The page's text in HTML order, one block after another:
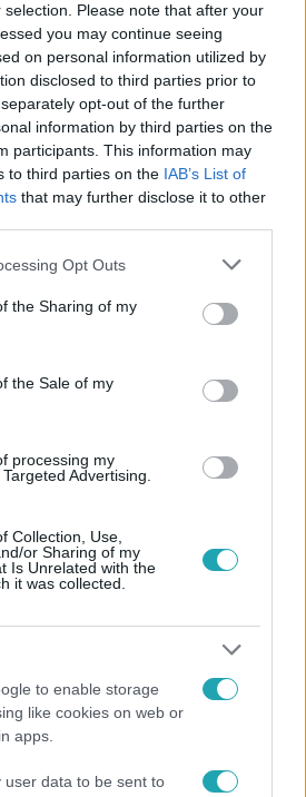
Please note that after your
you may continue seeing
on personal information utilized by
disclosed to third parties prior to
opt-out of the further
information by third parties on the
participants. This information may
to third parties on the IAB’s List of
that may further disclose it to other
app uses one or more Google
usage behaviour. You may click to
Google and its third-party tags to
specified purposes in below Google
Opt Outs
the Sharing of my
the Sale of my
processing my
Advertising.
Collection, Use,
or Sharing of my
Is Unrelated with the
it was collected.
to enable storage
like cookies on web or
apps.
user data to be sent to
#DÁVID #EVELIN
# GYŐZŐ #MESI
az országon – így alakul a